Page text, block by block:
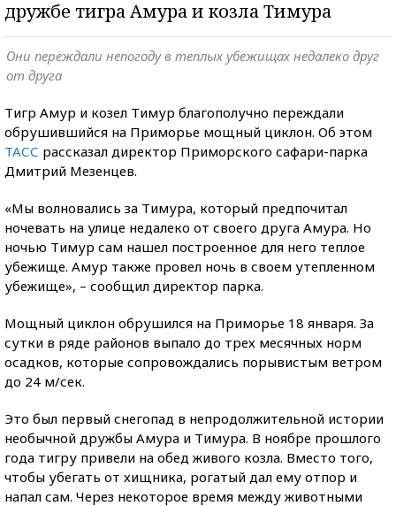
дружбе тигра Амура и козла Тимура
Они переждали непогоду в теплых убежищах недалеко друг
от друга
Тигр Амур и козел Тимур благополучно переждали
обрушившийся на Приморье мощный циклон. Об этом
ТАСС рассказал директор Приморского сафари-парка
Дмитрий Мезенцев.
«Мы волновались за Тимура, который предпочитал
ночевать на улице недалеко от своего друга Амура. Но
ночью Тимур сам нашел построенное для него теплое
убежище. Амур также провел ночь в своем утепленном
убежище», – сообщил директор парка.
Мощный циклон обрушился на Приморье 18 января. За
сутки в ряде районов выпало до трех месячных норм
осадков, которые сопровождались порывистым ветром
до 24 м/сек.
Это был первый снегопад в непродолжительной истории
необычной дружбы Амура и Тимура. В ноябре прошлого
года тигру привели на обед живого козла. Вместо того,
чтобы убегать от хищника, рогатый дал ему отпор и
напал сам. Через некоторое время между животными